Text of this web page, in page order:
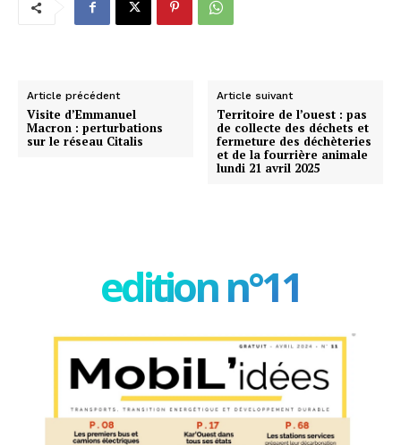
Article précédent
Visite d’Emmanuel
Macron : perturbations
sur le réseau Citalis
Article suivant
Territoire de l’ouest : pas
de collecte des déchets et
fermeture des déchèteries
et de la fourrière animale
lundi 21 avril 2025
edition n°11